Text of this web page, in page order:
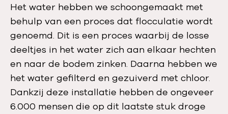
Het water hebben we schoongemaakt met
behulp van een proces dat flocculatie wordt
genoemd. Dit is een proces waarbij de losse
deeltjes in het water zich aan elkaar hechten
en naar de bodem zinken. Daarna hebben we
het water gefilterd en gezuiverd met chloor.
Dankzij deze installatie hebben de ongeveer
6.000 mensen die op dit laatste stuk droge